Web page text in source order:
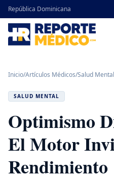
República Dominicana
Inicio/Artículos Médicos/Salud Mental
SALUD MENTAL
Optimismo
El Motor
Rendimiento